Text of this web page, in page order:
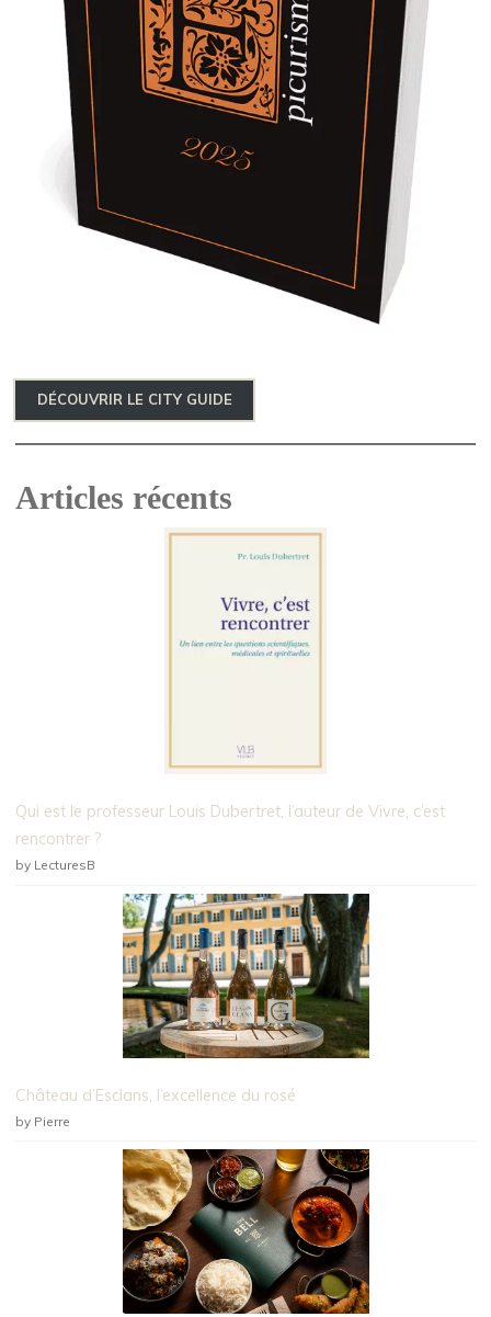
DÉCOUVRIR LE CITY GUIDE
Articles récents
Qui est le professeur Louis Dubertret, l’auteur de Vivre, c’est
rencontrer ?
by LecturesB
Château d’Esclans, l’excellence du rosé
by Pierre